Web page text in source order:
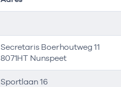
Secretaris Boerhoutweg 11
8071HT Nunspeet
Sportlaan 16